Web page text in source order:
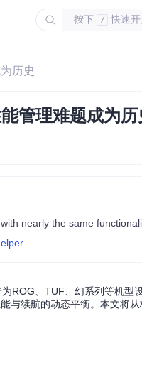
按下 / 快速
历史
管理难题成为历
ROG、TUF、幻系列等机
与续航的动态平衡。本文将